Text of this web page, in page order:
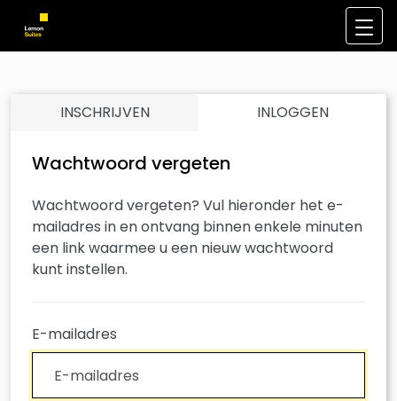
INSCHRIJVEN INLOGGEN
Wachtwoord vergeten
Wachtwoord vergeten? Vul hieronder het e-
mailadres in en ontvang binnen enkele minuten
een link waarmee u een nieuw wachtwoord
kunt instellen.
E-mailadres